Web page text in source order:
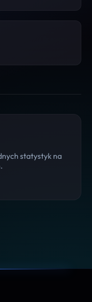
statystyk na